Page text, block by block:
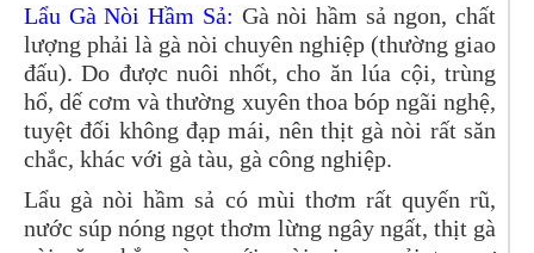
Lẩu Gà Nòi Hầm Sả: Gà nòi hầm sả ngon, chất
lượng phải là gà nòi chuyên nghiệp (thường giao
đấu). Do được nuôi nhốt, cho ăn lúa cội, trùng
hổ, dế cơm và thường xuyên thoa bóp ngãi nghệ,
tuyệt đối không đạp mái, nên thịt gà nòi rất săn
chắc, khác với gà tàu, gà công nghiệp.
Lẩu gà nòi hầm sả có mùi thơm rất quyến rũ,
nước súp nóng ngọt thơm lừng ngây ngất, thịt gà